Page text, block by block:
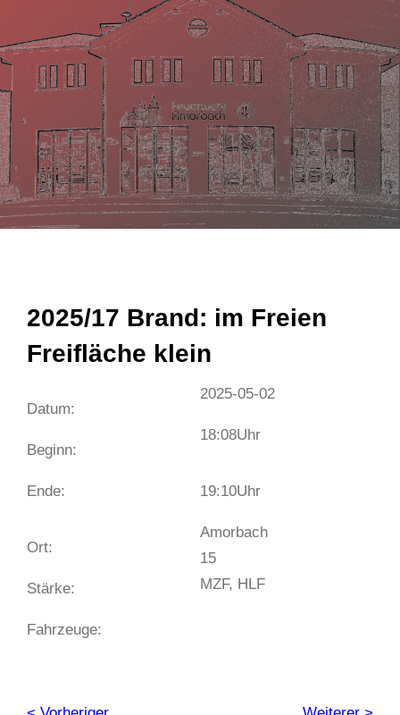
n
2025/17 Brand: im Freien
Freifläche klein
Datum:
Beginn:
Ende:
2025-05-02
18:08Uhr
19:10Uhr
Ort:
Stärke:
Fahrzeuge:
Amorbach
15
MZF, HLF